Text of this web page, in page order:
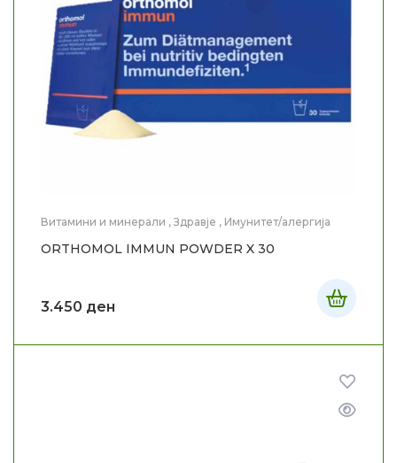
Витамини и минерали , Здравје , Имунитет/алергија
ORTHOMOL IMMUN POWDER X 30
3.450 ден